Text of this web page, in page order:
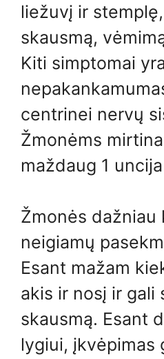
liežuvį ir
skausmą,
Kiti simptomai
centrinei nervų
Žmonėms
maždaug 1
Žmonės dažniau
neigiamų
Esant mažam
akis ir nosį ir gali
skausmą. Esant
lygiui, įkvėpimas